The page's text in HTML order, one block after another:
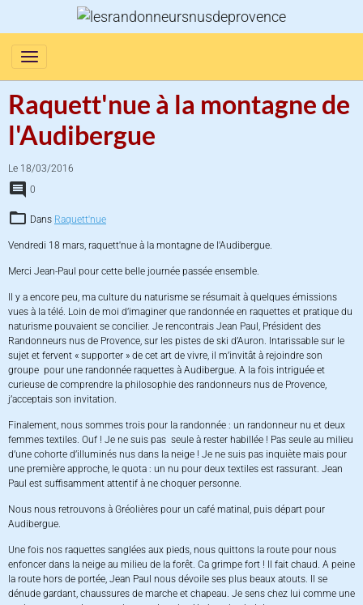
Raquett'nue à la montagne de
l'Audibergue
Le 18/03/2016
0
Dans Raquett'nue
Vendredi 18 mars, raquett'nue à la montagne de l'Audibergue.
Merci Jean-Paul pour cette belle journée passée ensemble.
Il y a encore peu, ma culture du naturisme se résumait à quelques émissions
vues à la télé. Loin de moi d’imaginer que randonnée en raquettes et pratique du
naturisme pouvaient se concilier. Je rencontrais Jean Paul, Président des
Randonneurs nus de Provence, sur les pistes de ski d’Auron. Intarissable sur le
sujet et fervent « supporter » de cet art de vivre, il m’invitât à rejoindre son
groupe pour une randonnée raquettes à Audibergue. A la fois intriguée et
curieuse de comprendre la philosophie des randonneurs nus de Provence,
j’acceptais son invitation.
Finalement, nous sommes trois pour la randonnée : un randonneur nu et deux
femmes textiles. Ouf ! Je ne suis pas seule à rester habillée ! Pas seule au milieu
d’une cohorte d’illuminés nus dans la neige ! Je ne suis pas inquiète mais pour
une première approche, le quota : un nu pour deux textiles est rassurant. Jean
Paul est suffisamment attentif à ne choquer personne.
Nous nous retrouvons à Gréolières pour un café matinal, puis départ pour
Audibergue.
Une fois nos raquettes sanglées aux pieds, nous quittons la route pour nous
enfoncer dans la neige au milieu de la forêt. Ca grimpe fort ! Il fait chaud. A peine
la route hors de portée, Jean Paul nous dévoile ses plus beaux atouts. Il se
dénude gardant, chaussures de marche et chapeau. Je sens chez lui comme une